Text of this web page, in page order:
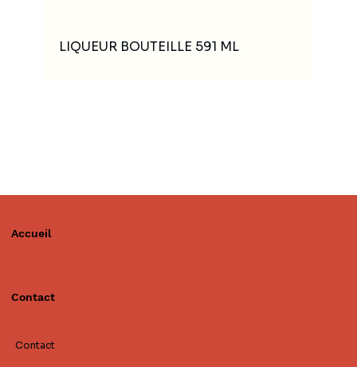
LIQUEUR BOUTEILLE 591 ML
Contact
Accueil
Contact